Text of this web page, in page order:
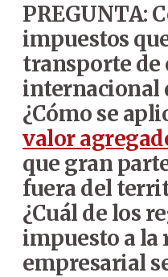
PREGUNTA:
impuestos
transporte de
internacional
¿Cómo se
valor
que gran
fuera del
¿Cuál de los
impuesto a la
empresarial